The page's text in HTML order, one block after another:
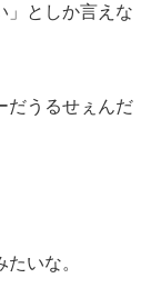
」としか言えな
だうるせぇんだ
いな。